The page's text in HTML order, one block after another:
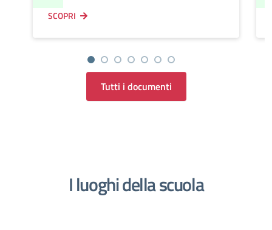
SCOPRI
Tutti i documenti
I luoghi della scuola